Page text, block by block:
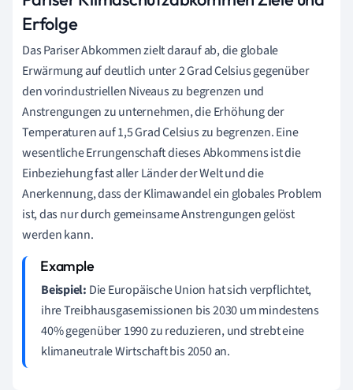
Erfolge
Das Pariser Abkommen zielt darauf ab, die globale
Erwärmung auf deutlich unter 2 Grad Celsius gegenüber
den vorindustriellen Niveaus zu begrenzen und
Anstrengungen zu unternehmen, die Erhöhung der
Temperaturen auf 1,5 Grad Celsius zu begrenzen. Eine
wesentliche Errungenschaft dieses Abkommens ist die
Einbeziehung fast aller Länder der Welt und die
Anerkennung, dass der Klimawandel ein globales Problem
ist, das nur durch gemeinsame Anstrengungen gelöst
werden kann.
Beispiel: Die Europäische Union hat sich verpflichtet,
ihre Treibhausgasemissionen bis 2030 um mindestens
40% gegenüber 1990 zu reduzieren, und strebt eine
klimaneutrale Wirtschaft bis 2050 an.